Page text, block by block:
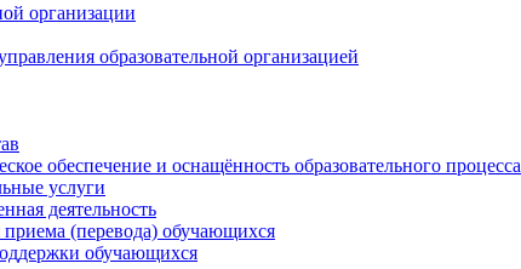
организации
образовательной организацией
обеспечение и оснащённость образовательного
услуги
деятельность
(перевода) обучающихся
обучающихся